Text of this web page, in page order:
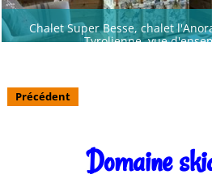
Chalet Super Besse, chalet
Tyrolienne, vue
Précédent
Domaine